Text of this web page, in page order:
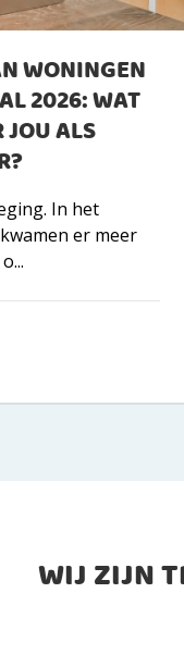
WONINGEN
2026: WAT
ALS
In het
er meer
WIJ ZIJN